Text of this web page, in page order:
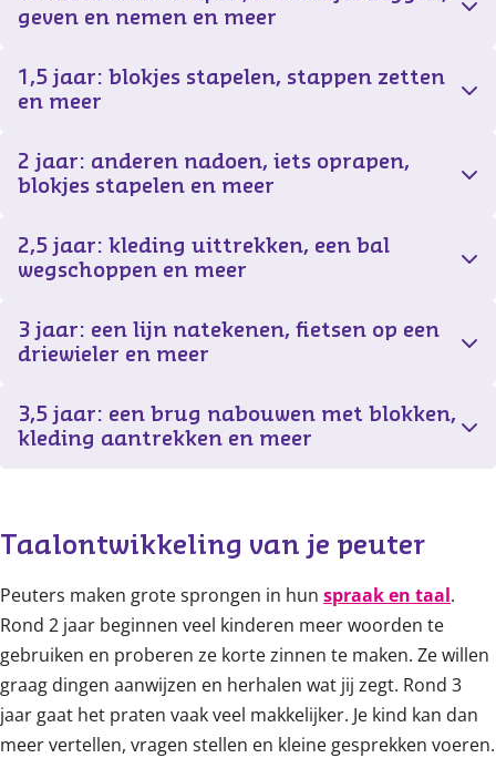
geven en nemen en meer
1,5 jaar: blokjes stapelen, stappen zetten
en meer
2 jaar: anderen nadoen, iets oprapen,
blokjes stapelen en meer
2,5 jaar: kleding uittrekken, een bal
wegschoppen en meer
3 jaar: een lijn natekenen, fietsen op een
driewieler en meer
3,5 jaar: een brug nabouwen met blokken,
kleding aantrekken en meer
Taalontwikkeling van je peuter
Peuters maken grote sprongen in hun spraak en taal.
Rond 2 jaar beginnen veel kinderen meer woorden te
gebruiken en proberen ze korte zinnen te maken. Ze willen
graag dingen aanwijzen en herhalen wat jij zegt. Rond 3
jaar gaat het praten vaak veel makkelijker. Je kind kan dan
meer vertellen, vragen stellen en kleine gesprekken voeren.